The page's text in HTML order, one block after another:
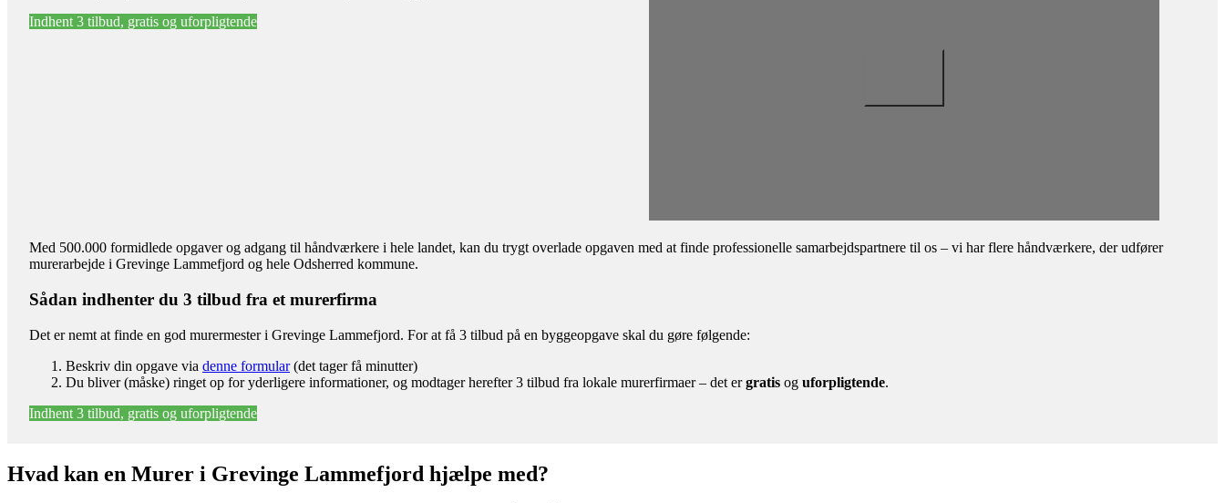
Indhent 3 tilbud, gratis og uforpligtende
Med 500.000 formidlede opgaver og adgang til håndværkere i hele landet, kan du trygt overlade opgaven med at finde professionelle samarbejdspartnere til os – vi har flere håndværkere, der udfører
murerarbejde i Grevinge Lammefjord og hele Odsherred kommune.
Sådan indhenter du 3 tilbud fra et murerfirma
Det er nemt at finde en god murermester i Grevinge Lammefjord. For at få 3 tilbud på en byggeopgave skal du gøre følgende:
Beskriv din opgave via denne formular(det tager få minutter)
Du bliver (måske) ringet op for yderligere informationer, og modtager herefter 3 tilbud fra lokale murerfirmaer – det ergratis og uforpligtende.
Indhent 3 tilbud, gratis og uforpligtende
Hvad kan en Murer i Grevinge Lammefjord hjælpe med?